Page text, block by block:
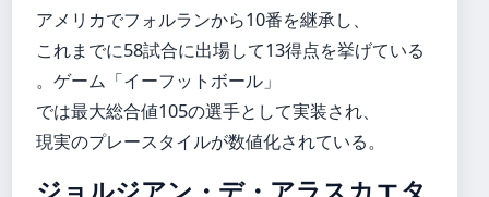
アメリカでフォルランから10番を継承し、
これまでに58試合に出場して13得点を挙げている
。ゲーム「イーフットボール」
では最大総合値105の選手として実装され、
現実のプレースタイルが数値化されている。
ジョルジアン・デ・アラスカエタ